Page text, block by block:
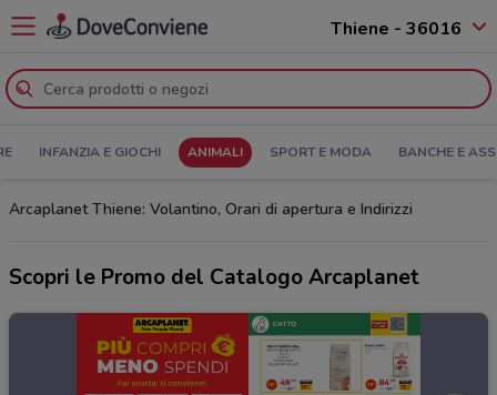
Thiene - 36016
INFANZIA E GIOCHI ANIMALI SPORT E MODA BANCHE E
Arcaplanet Thiene: Volantino, Orari di apertura e Indirizzi
Scopri le Promo del Catalogo Arcaplanet